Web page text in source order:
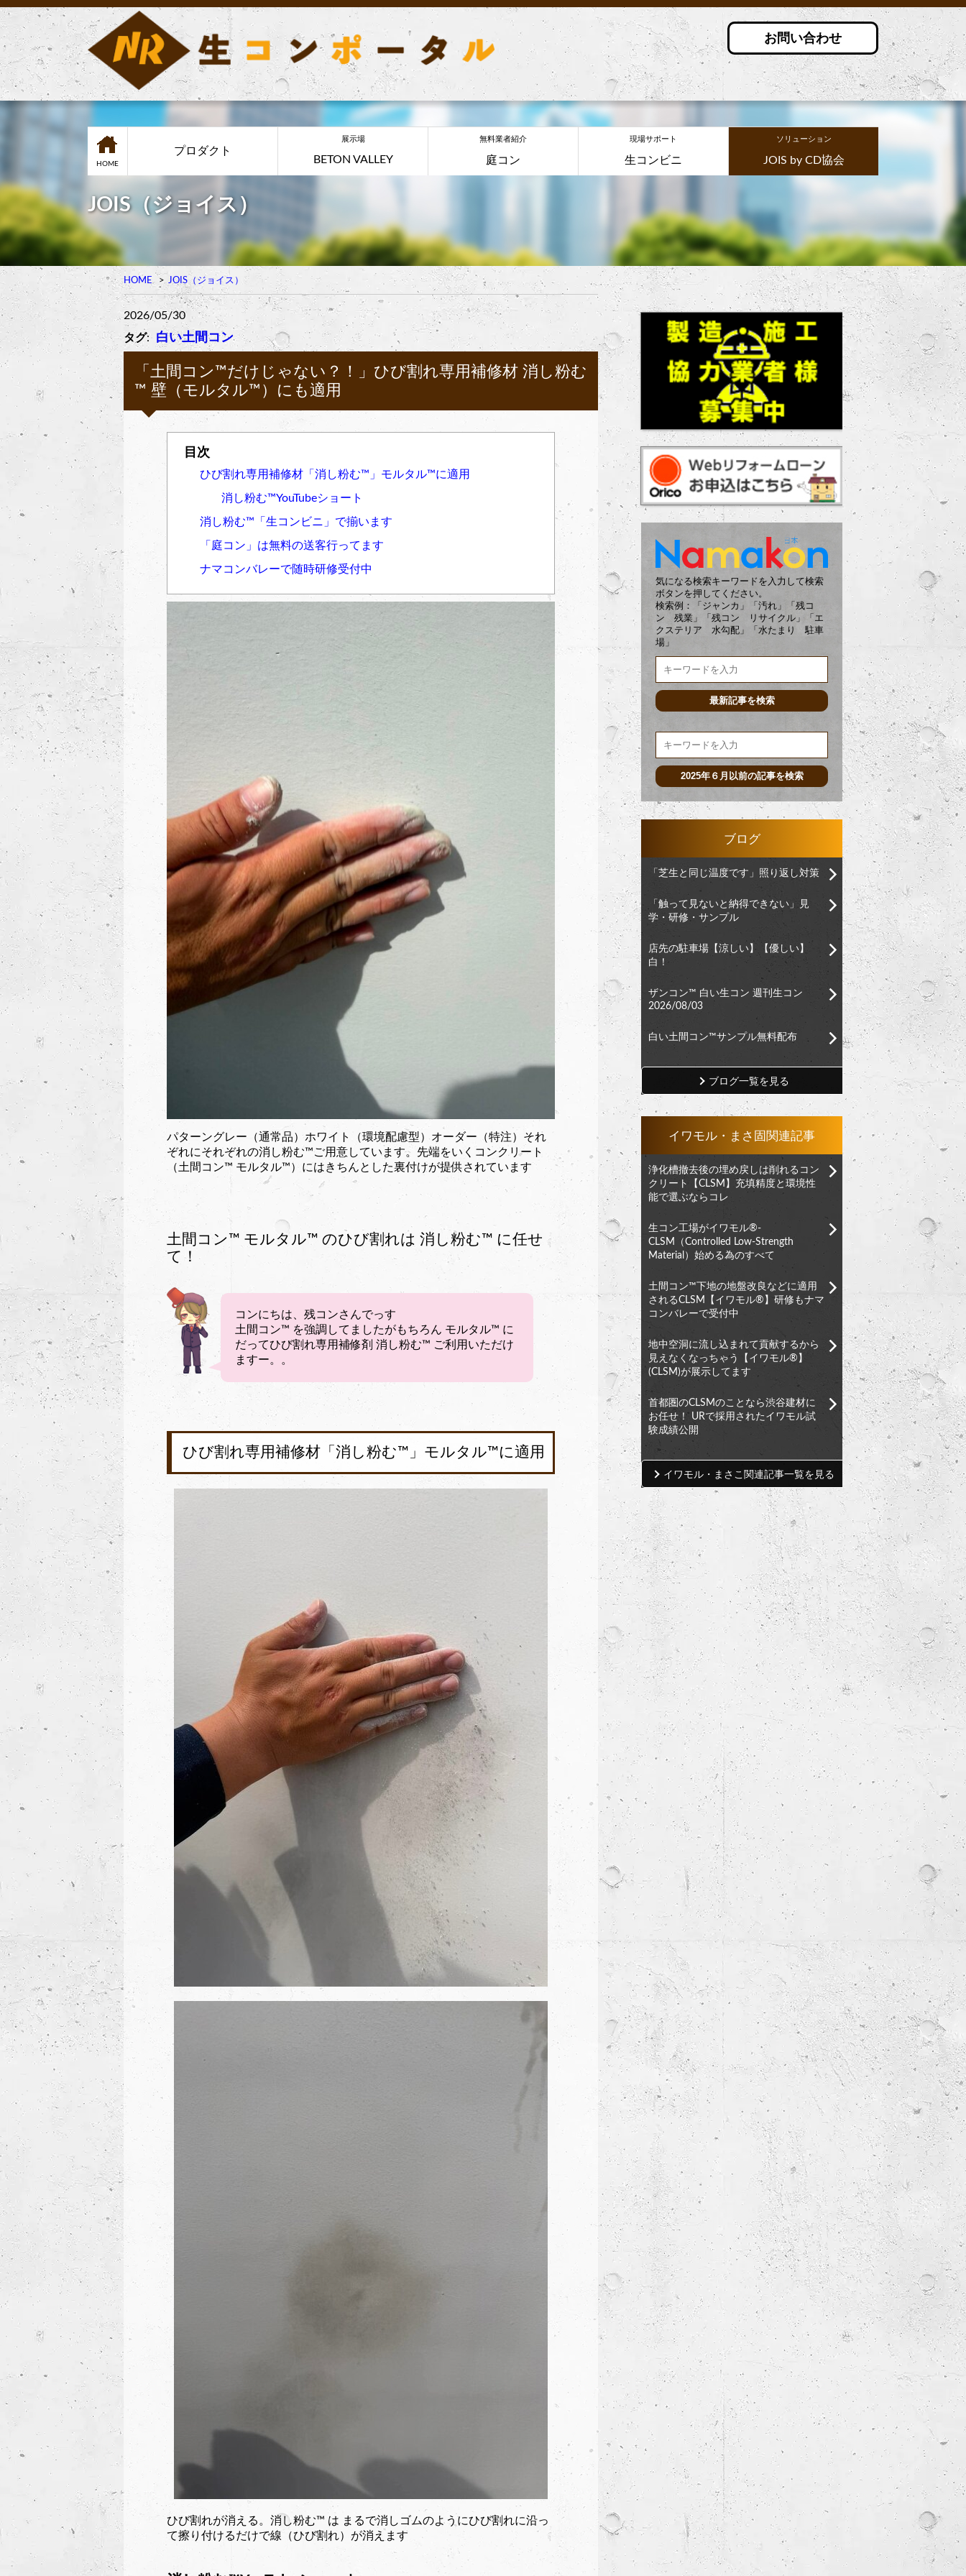
お問い合わせ
HOME
プロダクト
展示場
BETON VALLEY
無料業者紹介
庭コン
現場サポート
生コンビニ
ソリューション
JOIS by CD協会
JOIS（ジョイス）
HOME JOIS（ジョイス）
2026/05/30
タグ: 白い土間コン
「土間コン™︎だけじゃない？！」ひび割れ専用補修材 消し粉む
™︎ 壁（モルタル™︎）にも適用
ひび割れ専用補修材「消し粉む™︎」モルタル™︎に適用
消し粉む™︎YouTubeショート
消し粉む™︎「生コンビニ」で揃います
「庭コン」は無料の送客行ってます
ナマコンバレーで随時研修受付中
パターングレー（通常品）ホワイト（環境配慮型）オーダー（特注）それ
ぞれにそれぞれの消し粉む™︎ご用意しています。先端をいくコンクリート
（土間コン™︎ モルタル™︎）にはきちんとした裏付けが提供されています
土間コン™︎ モルタル™︎ のひび割れは 消し粉む™︎ に任せ
て！
コンにちは、残コンさんでっす
土間コン™︎ を強調してましたがもちろん モルタル™︎ に
だってひび割れ専用補修剤 消し粉む™︎ ご利用いただけ
ますー。。
ひび割れ専用補修材「消し粉む™︎」モルタル™︎に適用
ひび割れが消える。消し粉む™︎ は まるで消しゴムのようにひび割れに沿っ
て擦り付けるだけで線（ひび割れ）が消えます
気になる検索キーワードを入力して検索
ボタンを押してください。
検索例：「ジャンカ」「汚れ」「残コ
ン 残業」「残コン リサイクル」「エ
クステリア 水勾配」「水たまり 駐車
場」
ブログ
「芝生と同じ温度です」照り返し対策
「触って見ないと納得できない」見
学・研修・サンプル
店先の駐車場【涼しい】【優しい】
白！
ザンコン™︎ 白い生コン 週刊生コン
2026/08/03
白い土間コン™︎サンプル無料配布
ブログ一覧を見る
イワモル・まさ固関連記事
浄化槽撤去後の埋め戻しは削れるコン
クリート【CLSM】充填精度と環境性
能で選ぶならコレ
生コン工場がイワモル®︎-
CLSM（Controlled Low-Strength
Material）始める為のすべて
土間コン™︎下地の地盤改良などに適用
されるCLSM【イワモル®︎】研修もナマ
コンバレーで受付中
地中空洞に流し込まれて貢献するから
見えなくなっちゃう【イワモル®︎】
(CLSM)が展示してます
首都圏のCLSMのことなら渋谷建材に
お任せ！ URで採用されたイワモル試
験成績公開
イワモル・まさこ関連記事一覧を見る